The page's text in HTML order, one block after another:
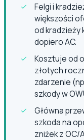
Felgi i
większości
od kradzieży
dopiero AC.
Kosztuje od
złotych
zdarzenie
szkody w
Główna
szkoda na
zniżek z OC/